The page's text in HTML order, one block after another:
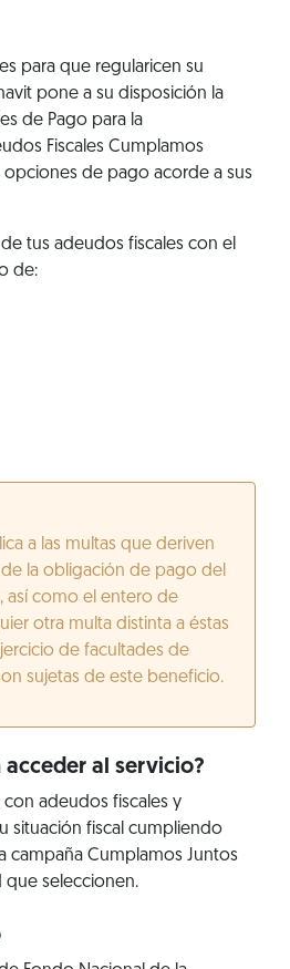
para que regularicen su
pone a su disposición la
de Pago para la
Fiscales Cumplamos
de pago acorde a sus
tus adeudos fiscales con el
de:
a las multas que deriven
la obligación de pago del
así como el entero de
otra multa distinta a éstas
de facultades de
sujetas de este beneficio.
acceder al servicio?
adeudos fiscales y
situación fiscal cumpliendo
campaña Cumplamos Juntos
que seleccionen.